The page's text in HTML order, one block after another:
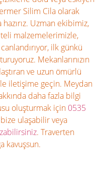
Silim Cila olarak
Uzman ekibimiz,
malzemelerimizle,
ilk günkü
Mekanlarınızın
ve uzun ömürlü
iletişime geçin. Meydan
daha fazla bilgi
oluşturmak için 0535
ulaşabilir veya
. Traverten
kavuşsun.